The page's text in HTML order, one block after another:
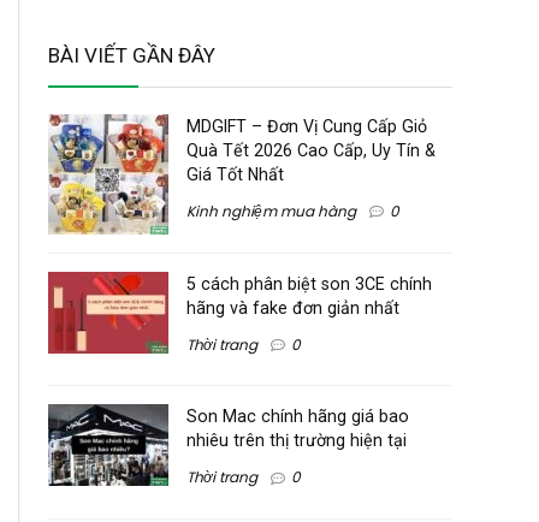
BÀI VIẾT GẦN ĐÂY
MDGIFT – Đơn Vị Cung Cấp Giỏ
Quà Tết 2026 Cao Cấp, Uy Tín &
Giá Tốt Nhất
Kinh nghiệm mua hàng 0
5 cách phân biệt son 3CE chính
hãng và fake đơn giản nhất
Thời trang 0
Son Mac chính hãng giá bao
nhiêu trên thị trường hiện tại
Thời trang 0